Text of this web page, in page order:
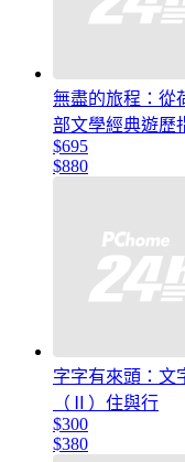
無盡的旅程：從
部文學經典遊歷
$695
$880
字字有來頭：文
（Ⅱ）住與行
$300
$380